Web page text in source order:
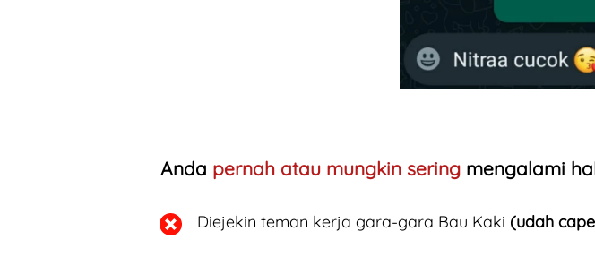
Anda pernah atau mungkin sering mengalami
Diejekin teman kerja gara-gara Bau Kaki (udah